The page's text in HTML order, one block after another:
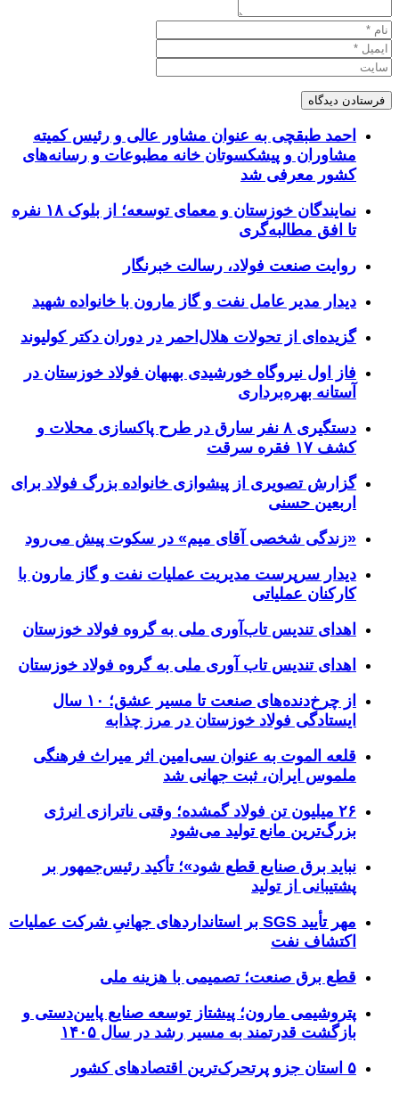
احمد طبقچی به عنوان مشاور عالی و رئیس کمیته
مشاوران و پیشکسوتان خانه مطبوعات و رسانه‌های
کشور معرفی شد
نمایندگان خوزستان و معمای توسعه؛ از بلوک ۱۸ نفره
تا افق مطالبه‌گری
روایت صنعت فولاد،‌ رسالت خبرنگار
دیدار مدیر عامل نفت و گاز مارون با خانواده شهید
گزیده‌ای از تحولات هلال‌احمر در دوران دکتر کولیوند
فاز اول نیروگاه خورشیدی بهبهان فولاد خوزستان در
آستانه بهره‌برداری
دستگیری ۸ نفر سارق در طرح پاکسازی محلات و
کشف ۱۷ فقره سرقت
گزارش تصویری از پیشوازی خانواده بزرگ فولاد برای
اربعین حسنی
«زندگی شخصی آقای میم» در سکوت پیش می‌رود
دیدار سرپرست مدیریت عملیات نفت و گاز مارون با
کارکنان عملیاتی
اهدای تندیس تاب‌آوری ملی به گروه فولاد خوزستان
اهدای تندیس تاب آوری ملی به گروه فولاد خوزستان
از چرخ‌دنده‌های صنعت تا مسیر عشق؛ ۱۰ سال
ایستادگی فولاد خوزستان در مرز چذابه
قلعه الموت به عنوان سی‌امین اثر میراث‌ فرهنگی
ملموس ایران، ثبت جهانی شد
۲۶ میلیون تن فولاد گمشده؛ وقتی ناترازی انرژی
بزرگ‌ترین مانع تولید می‌شود
نباید برق صنایع قطع شود»؛ تأکید رئیس‌جمهور بر
پشتیبانی از تولید
مهر تأیید SGS بر استانداردهای جهانیِ شرکت عملیات
اکتشاف نفت
قطع برق صنعت؛ تصمیمی با هزینه ملی
پتروشیمی مارون؛ پیشتاز توسعه صنایع پایین‌دستی و
بازگشت قدرتمند به مسیر رشد در سال ۱۴۰۵
۵ استان جزو پرتحرک‌ترین اقتصاد‌های کشور